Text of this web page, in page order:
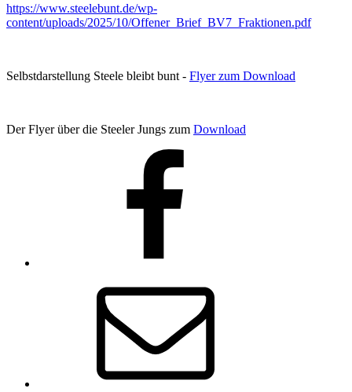
https://www.steelebunt.de/wp-
content/uploads/2025/10/Offener_Brief_BV7_Fraktionen.pdf
Selbstdarstellung Steele bleibt bunt - Flyer zum Download
Der Flyer über die Steeler Jungs zum Download